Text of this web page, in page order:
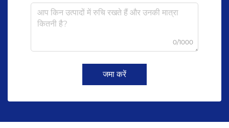
0/1000
जमा करें